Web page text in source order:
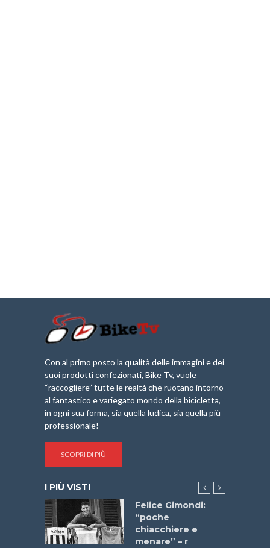
Con al primo posto la qualità delle immagini e dei
suoi prodotti confezionati, Bike Tv, vuole
“raccogliere” tutte le realtà che ruotano intorno
al fantastico e variegato mondo della bicicletta,
in ogni sua forma, sia quella ludica, sia quella più
professionale!
SCOPRI DI PIÙ
I PIÙ VISTI
Felice Gimondi:
“poche
chiacchiere e
menare” – r